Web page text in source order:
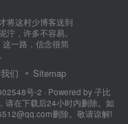
将这村少博客送到
泞，许多不容易。
一路，信念很简
们 Sitemap
号-2 · Powered by子比
请在下载后24小时内删除。如
删除。敬请谅解!